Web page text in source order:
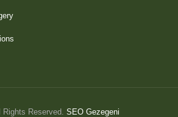
Reserved. SEO Gezegeni